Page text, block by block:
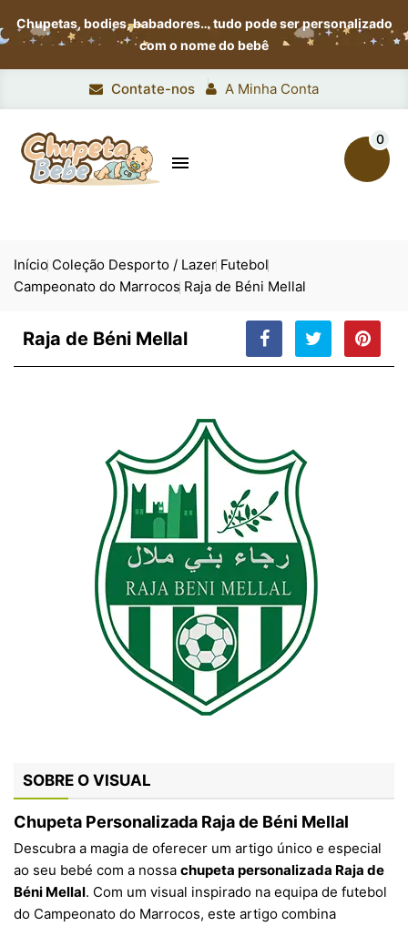
Chupetas, bodies, babadores…tudo pode ser personalizado
com o nome do bebê
Contate-nos A Minha Conta

0
Início Coleção Desporto / Lazer Futebol
Campeonato do Marrocos Raja de Béni Mellal
Raja de Béni Mellal
SOBRE O VISUAL
Chupeta Personalizada Raja de Béni Mellal
Descubra a magia de oferecer um artigo único e especial
ao seu bebé com a nossa chupeta personalizada Raja de
Béni Mellal. Com um visual inspirado na equipa de futebol
do Campeonato do Marrocos, este artigo combina